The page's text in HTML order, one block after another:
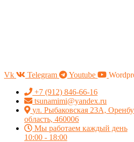
Vk Telegram Youtube
+7 (912) 846-66-16
tsunamimi@yandex.ru
ул. Рыбаковская 23А,
область, 460006
Мы работаем каждый день
10:00 - 18:00